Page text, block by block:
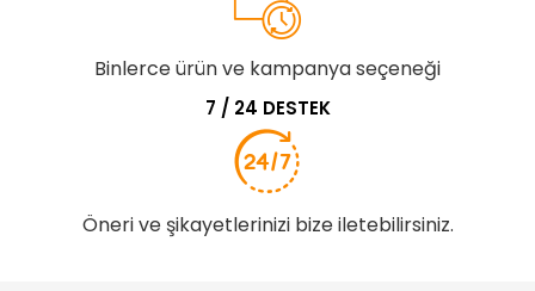
Binlerce ürün ve kampanya seçeneği
7 / 24 DESTEK
Öneri ve şikayetlerinizi bize iletebilirsiniz.